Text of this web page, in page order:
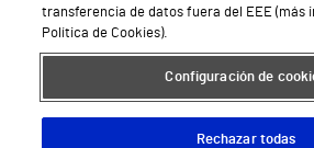
Política de seguridad y salud
Conoce a
transferencia de datos fuera del EEE (más
Política de Cookies).
Configuración de
Rechazar todas